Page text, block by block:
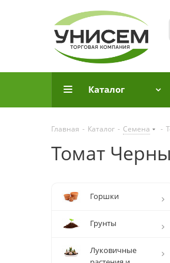
Каталог
Главная - Каталог - Семена -
Томат
Горшки
Грунты
Луковичные